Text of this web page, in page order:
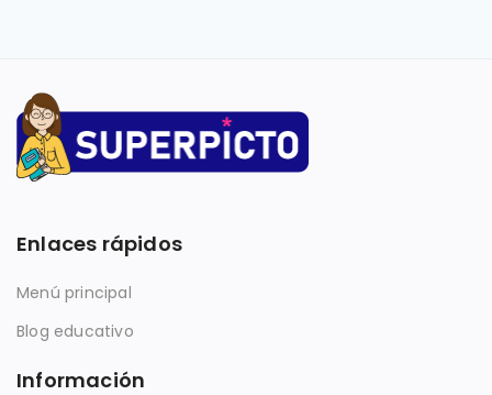
Enlaces rápidos
Menú principal
Blog educativo
Información